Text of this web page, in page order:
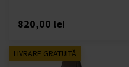
820,00 lei
LIVRARE GRATUITĂ